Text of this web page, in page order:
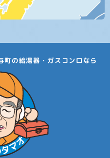
町の給湯器・ガスコンロなら